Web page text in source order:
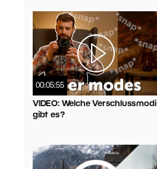
00:05:55
VIDEO: Welche Verschlussmodi
gibt es?